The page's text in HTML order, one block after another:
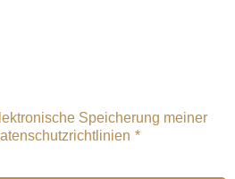
Speicherung meiner